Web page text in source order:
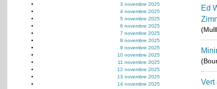
3 novembre 2025
4 novembre 2025
5 novembre 2025
6 novembre 2025
7 novembre 2025
8 novembre 2025
9 novembre 2025
10 novembre 2025
11 novembre 2025
12 novembre 2025
13 novembre 2025
14 novembre 2025
Ed
Vert